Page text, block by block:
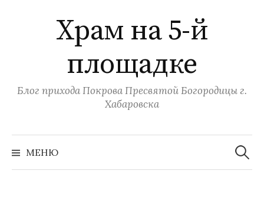
содержимомуХрам на 5-й
площадке
Блог прихода Покрова Пресвятой Богородицы г.
Хабаровска
МЕНЮ
Найти: